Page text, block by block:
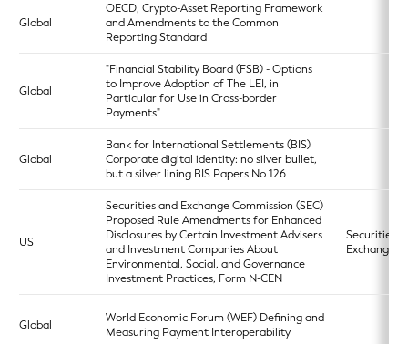
Global
OECD, Crypto-Asset Reporting Framework
and Amendments to the Common
Reporting Standard
Global
"Financial Stability Board (FSB) - Options
to Improve Adoption of The LEI, in
Particular for Use in Cross-border
Payments"
Global
Bank for International Settlements (BIS)
Corporate digital identity: no silver bullet,
but a silver lining BIS Papers No 126
US
Securities and Exchange Commission (SEC)
Proposed Rule Amendments for Enhanced
Disclosures by Certain Investment Advisers
and Investment Companies About
Environmental, Social, and Governance
Investment Practices, Form N-CEN
Securities
Exchange
Global
World Economic Forum (WEF) Defining and
Measuring Payment Interoperability